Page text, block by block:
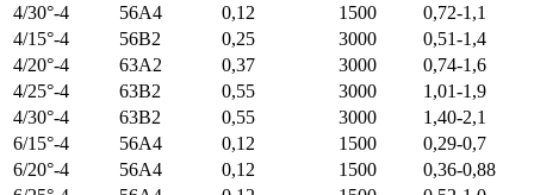
4/30°-4
56A4 0,12 1500
0,72-1,1
4/15°-4
56B2 0,25 3000
0,51-1,4
4/20°-4
63A2 0,37 3000
0,74-1,6
4/25°-4
63B2 0,55 3000
1,01-1,9
4/30°-4
63B2 0,55 3000
1,40-2,1
6/15°-4
56A4 0,12 1500
0,29-0,7
6/20°-4
56A4 0,12 1500
0,36-0,88